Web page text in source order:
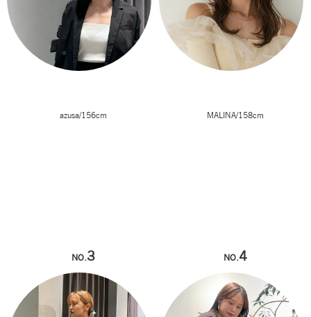
azusa/156cm MALINA/158cm
NO.3 NO.4